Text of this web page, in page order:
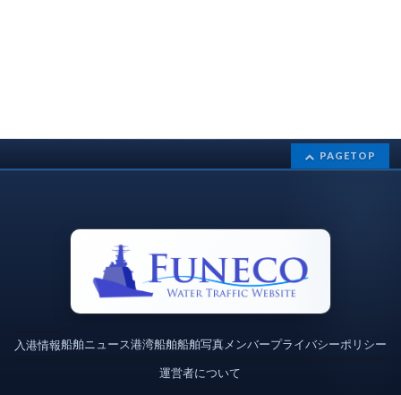
PAGETOP
入港情報船舶ニュース港湾船舶船舶写真メンバープライバシーポリシー
運営者について